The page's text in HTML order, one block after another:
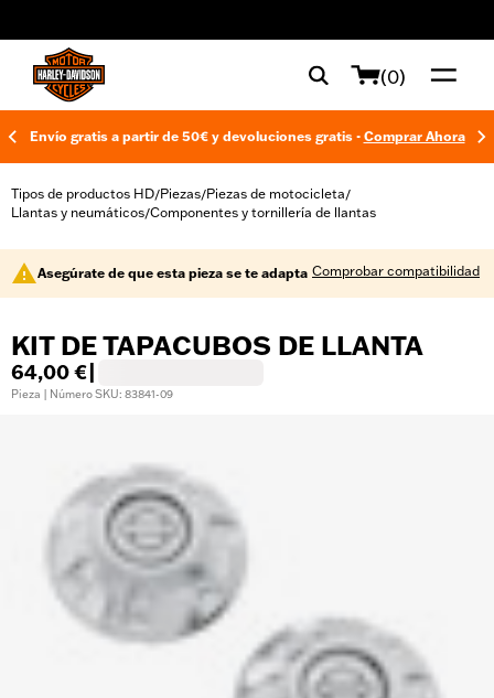
(0)
Envío gratis a partir de 50€ y devoluciones gratis - Comprar Ahora
Tipos de productos HD/Piezas/Piezas de motocicleta/
Llantas y neumáticos/Componentes y tornillería de llantas
Asegúrate de que esta pieza se te adapta Comprobar compatibilidad
KIT DE TAPACUBOS DE LLANTA
64,00 €
Pieza | Número SKU: 83841-09